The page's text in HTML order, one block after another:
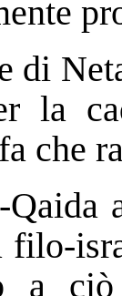
di
la
che
filo-
a